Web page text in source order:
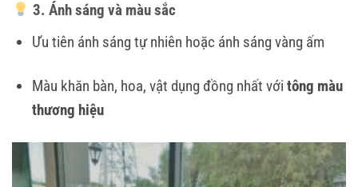
3. Ánh sáng và màu sắc
Ưu tiên ánh sáng tự nhiên hoặc ánh sáng vàng ấm
Màu khăn bàn, hoa, vật dụng đồng nhất với tông màu
thương hiệu